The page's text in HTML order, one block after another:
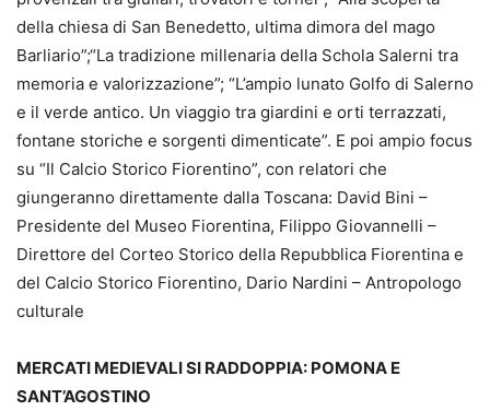
della chiesa di San Benedetto, ultima dimora del mago
Barliario”;“La tradizione millenaria della Schola Salerni tra
memoria e valorizzazione”; “L’ampio lunato Golfo di Salerno
e il verde antico. Un viaggio tra giardini e orti terrazzati,
fontane storiche e sorgenti dimenticate”. E poi ampio focus
su “Il Calcio Storico Fiorentino”, con relatori che
giungeranno direttamente dalla Toscana: David Bini –
Presidente del Museo Fiorentina, Filippo Giovannelli –
Direttore del Corteo Storico della Repubblica Fiorentina e
del Calcio Storico Fiorentino, Dario Nardini – Antropologo
culturale
MERCATI MEDIEVALI SI RADDOPPIA: POMONA E
SANT’AGOSTINO